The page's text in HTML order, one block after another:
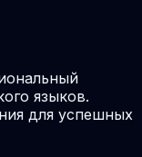
языков.
для успешных